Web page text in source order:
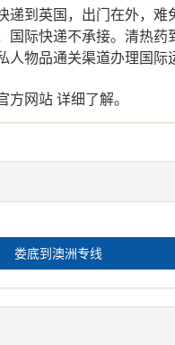
递到英国，出门在外，
国际快递不承接。清热
人物品通关渠道办理国
方网站 详细了解。
娄底到澳洲专线